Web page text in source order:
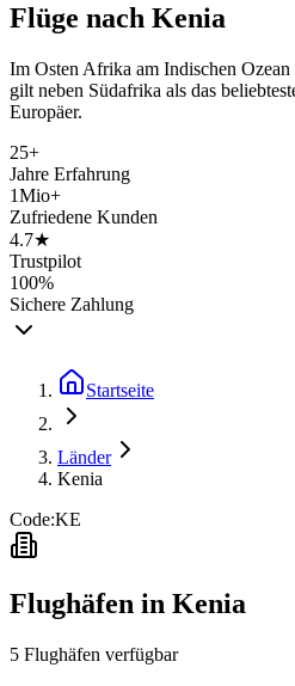
Flüge nach Kenia
Im Osten Afrika am Indischen
gilt neben Südafrika als das
Europäer.
25+
Jahre Erfahrung
1Mio+
Zufriedene Kunden
4.7★
Trustpilot
100%
Sichere Zahlung
Startseite
Länder
Kenia
Code:KE
Flughäfen in Kenia
5 Flughäfen verfügbar